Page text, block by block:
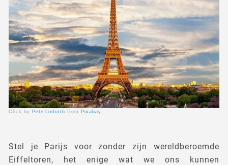
Click by Pete Linforth from Pixabay
Stel je Parijs voor zonder zijn wereldberoemde
Eiffeltoren, het enige wat we ons kunnen